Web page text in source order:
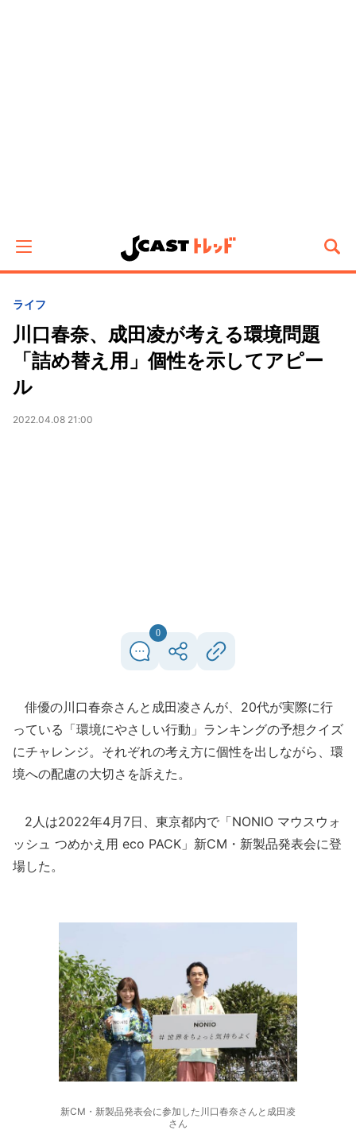
ライフ
川口春奈、成田凌が考える環境問題
「詰め替え用」個性を示してアピー
ル
2022.04.08 21:00
0
俳優の川口春奈さんと成田凌さんが、20代が実際に行
っている「環境にやさしい行動」ランキングの予想クイズ
にチャレンジ。それぞれの考え方に個性を出しながら、環
境への配慮の大切さを訴えた。
2人は2022年4月7日、東京都内で「NONIO マウスウォ
ッシュ つめかえ用 eco PACK」新CM・新製品発表会に登
場した。
新CM・新製品発表会に参加した川口春奈さんと成田凌
さん